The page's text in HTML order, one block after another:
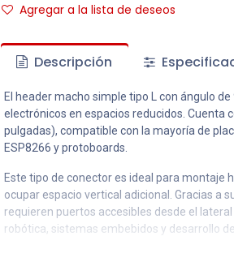
Agregar a la lista de deseos
Descripción
El header macho simple tipo L con ángulo
electrónicos en espacios reducidos. Cuenta
pulgadas), compatible con la mayoría de
ESP8266 y protoboards.
Este tipo de conector es ideal para montaje
ocupar espacio vertical adicional. Gracias a
requieren puertos accesibles desde el
robótica, sistemas embebidos y desarrollo